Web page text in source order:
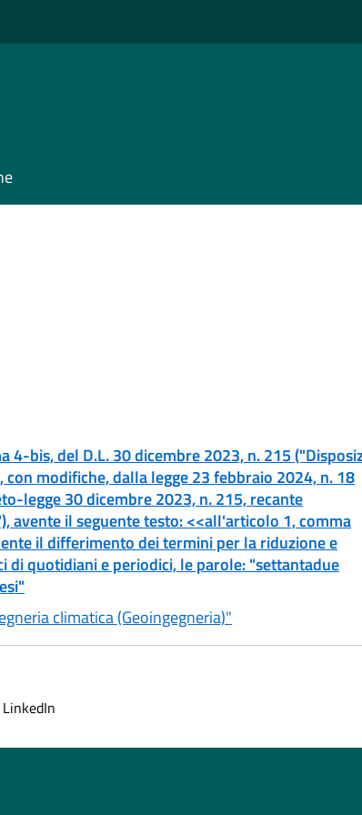
bis, del D.L. 30 dicembre 2023, n. 215
modifiche, dalla legge 23 febbraio 2024, n. 18
legge 30 dicembre 2023, n. 215, recante
il seguente testo: <<all'articolo 1, comma
il differimento dei termini per la riduzione e
quotidiani e periodici, le parole: "settantadue
climatica (Geoingegneria)"
LinkedIn